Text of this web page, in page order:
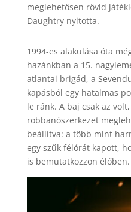
meglehetősen rövid
Daughtry nyitotta.
1994-es alakulása óta
hazánkban a 15.
atlantai brigád, a
kapásból egy hatalmas
le ránk. A baj csak az
robbanószerkezet
beállítva: a több mint
egy szűk félórát kapott,
is bemutatkozzon élőben.